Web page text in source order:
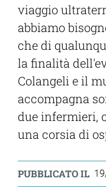
viaggio
abbiamo
che di
la finalità
Colangeli e il
accompagna
due infermieri,
una corsia di
PUBBLICATO IL